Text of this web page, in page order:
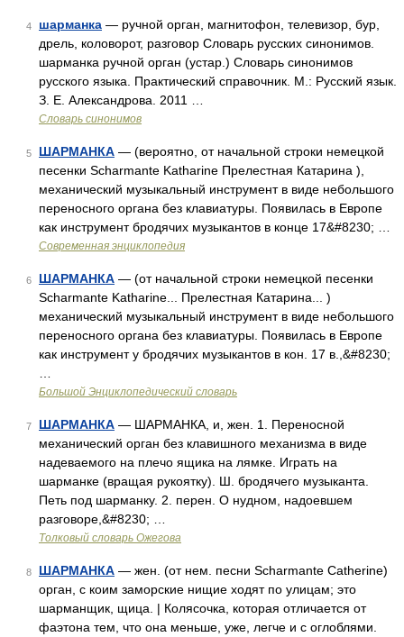
4 шарманка — ручной орган, магнитофон, телевизор, бур,
дрель, коловорот, разговор Словарь русских синонимов.
шарманка ручной орган (устар.) Словарь синонимов
русского языка. Практический справочник. М.: Русский язык.
З. Е. Александрова. 2011 …
Словарь синонимов
5 ШАРМАНКА — (вероятно, от начальной строки немецкой
песенки Scharmante Katharine Прелестная Катарина ),
механический музыкальный инструмент в виде небольшого
переносного органа без клавиатуры. Появилась в Европе
как инструмент бродячих музыкантов в конце 17&#8230; …
Современная энциклопедия
6 ШАРМАНКА — (от начальной строки немецкой песенки
Scharmante Katharine... Прелестная Катарина... )
механический музыкальный инструмент в виде небольшого
переносного органа без клавиатуры. Появилась в Европе
как инструмент у бродячих музыкантов в кон. 17 в.,&#8230;
Большой Энциклопедический словарь
7 ШАРМАНКА — ШАРМАНКА, и, жен. 1. Переносной
механический орган без клавишного механизма в виде
надеваемого на плечо ящика на лямке. Играть на
шарманке (вращая рукоятку). Ш. бродячего музыканта.
Петь под шарманку. 2. перен. О нудном, надоевшем
разговоре,&#8230; …
Толковый словарь Ожегова
8 ШАРМАНКА — жен. (от нем. песни Scharmante Catherine)
орган, с коим заморские нищие ходят по улицам; это
шарманщик, щица. | Колясочка, которая отличается от
фаэтона тем, что она меньше, уже, легче и с оглоблями.